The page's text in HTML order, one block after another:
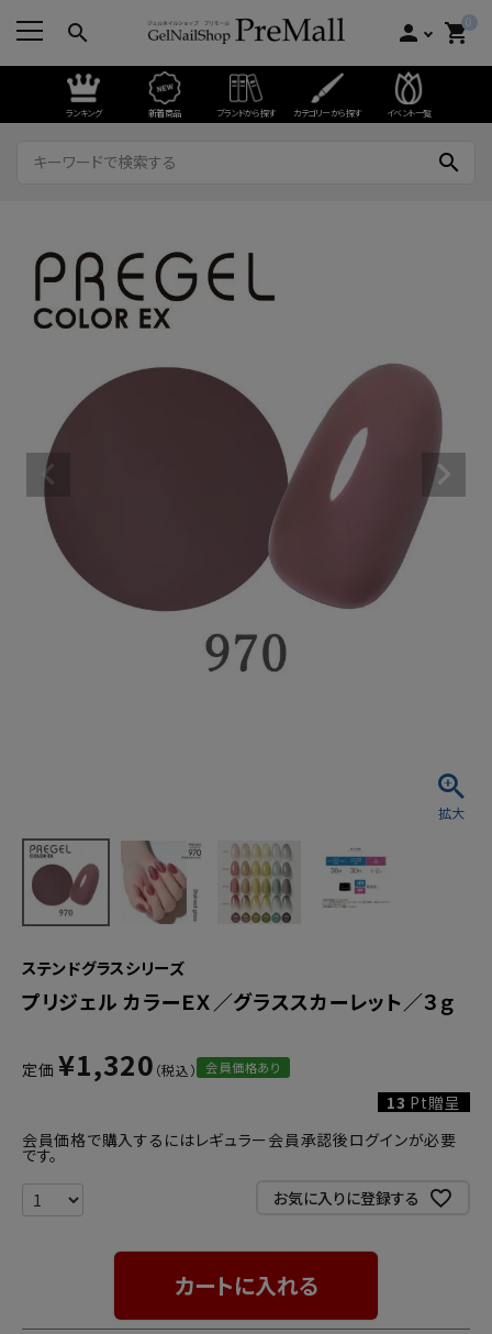
search person 0
shopping_cart
ランキング 新着商品 ブランドから探す カテゴリーから探す イベント一覧
search
ステンドグラスシリーズ
プリジェル カラーＥＸ／グラススカーレット／３ｇ
定価 ¥1,320 会員価格あり
13 Pt贈呈
会員価格で購入するにはレギュラー会員承認後ログインが必要
です。
お気に入りに登録する
カートに入れる